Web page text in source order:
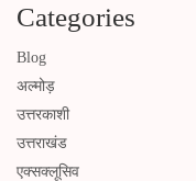
Categories
Blog
अल्मोड़
उत्तरकाशी
उत्तराखंड
एक्सक्लूसिव